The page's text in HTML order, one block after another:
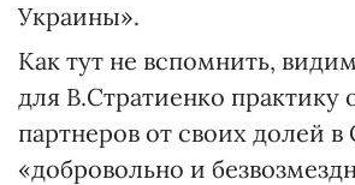
Украины».
Как тут не вспомнить,
для В.Стратиенко практику
партнеров от своих долей в
«добровольно и